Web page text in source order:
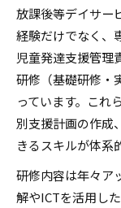
放課後等デイサー
経験だけでなく、
児童発達支援管理
研修（基礎研修・
っています。これ
別支援計画の作成
きるスキルが体系
研修内容は年々ア
解やICTを活用し